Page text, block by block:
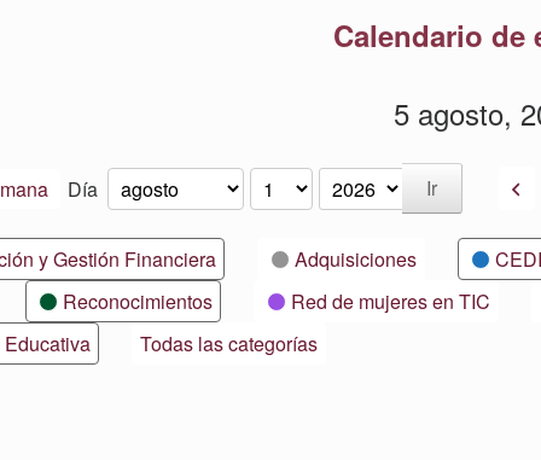
Calendario de
5 agosto,
Día Mes
Día
Año
y Gestión Financiera Adquisiciones
Reconocimientos Red de mujeres en TIC
Todas las categorías